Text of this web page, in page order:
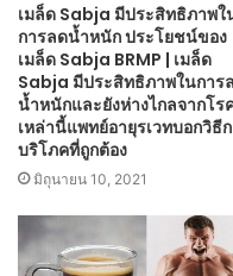
เมล็ด Sabja มีประสิทธิภาพใ
การลดน้ำหนัก ประโยชน์ของ
เมล็ด Sabja BRMP | เมล็ด
Sabja มีประสิทธิภาพในการ
น้ำหนักและยังห่างไกลจากโร
เหล่านี้แพทย์อายุรเวทบอกวิธี
บริโภคที่ถูกต้อง
มิถุนายน 10, 2021